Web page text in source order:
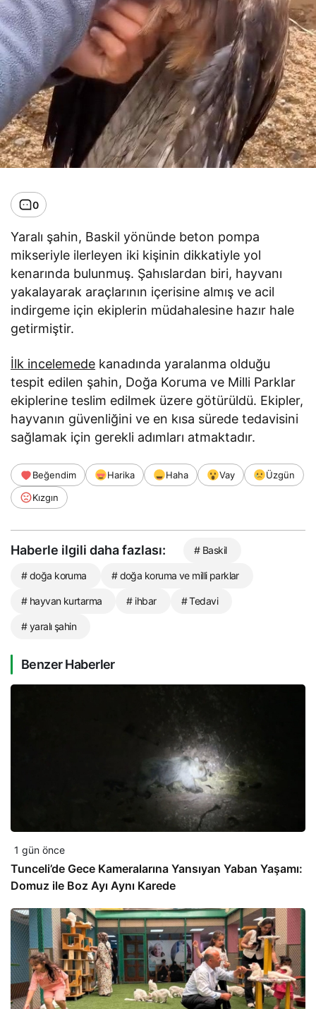
0
Yaralı şahin, Baskil yönünde beton pompa
mikseriyle ilerleyen iki kişinin dikkatiyle yol
kenarında bulunmuş. Şahıslardan biri, hayvanı
yakalayarak araçlarının içerisine almış ve acil
indirgeme için ekiplerin müdahalesine hazır hale
getirmiştir.
İlk incelemede kanadında yaralanma olduğu
tespit edilen şahin, Doğa Koruma ve Milli Parklar
ekiplerine teslim edilmek üzere götürüldü. Ekipler,
hayvanın güvenliğini ve en kısa sürede tedavisini
sağlamak için gerekli adımları atmaktadır.
Beğendim Harika Haha Vay
Üzgün
Kızgın
Haberle ilgili daha fazlası: # Baskil
# doğa koruma # doğa koruma ve milli parklar
# hayvan kurtarma # ihbar # Tedavi
# yaralı şahin
Benzer Haberler
1 gün önce
Tunceli’de Gece Kameralarına Yansıyan Yaban Yaşamı:
Domuz ile Boz Ayı Aynı Karede